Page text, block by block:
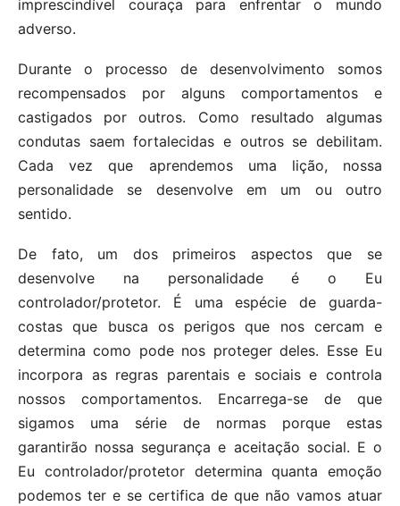
imprescindível couraça para enfrentar o mundo
adverso.
Durante o processo de desenvolvimento somos
recompensados por alguns comportamentos e
castigados por outros. Como resultado algumas
condutas saem fortalecidas e outros se debilitam.
Cada vez que aprendemos uma lição, nossa
personalidade se desenvolve em um ou outro
sentido.
De fato, um dos primeiros aspectos que se
desenvolve na personalidade é o Eu
controlador/protetor. É uma espécie de guarda-
costas que busca os perigos que nos cercam e
determina como pode nos proteger deles. Esse Eu
incorpora as regras parentais e sociais e controla
nossos comportamentos. Encarrega-se de que
sigamos uma série de normas porque estas
garantirão nossa segurança e aceitação social. E o
Eu controlador/protetor determina quanta emoção
podemos ter e se certifica de que não vamos atuar